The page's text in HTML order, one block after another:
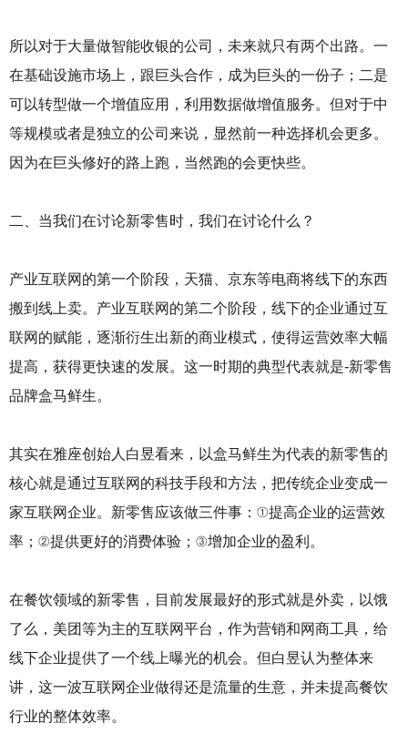
所以对于大量做智能收银的公司，未来就只有两个出路。一
在基础设施市场上，跟巨头合作，成为巨头的一份子；二是
可以转型做一个增值应用，利用数据做增值服务。但对于中
等规模或者是独立的公司来说，显然前一种选择机会更多。
因为在巨头修好的路上跑，当然跑的会更快些。
二、当我们在讨论新零售时，我们在讨论什么？
产业互联网的第一个阶段，天猫、京东等电商将线下的东西
搬到线上卖。产业互联网的第二个阶段，线下的企业通过互
联网的赋能，逐渐衍生出新的商业模式，使得运营效率大幅
提高，获得更快速的发展。这一时期的典型代表就是-新零售
品牌盒马鲜生。
其实在雅座创始人白昱看来，以盒马鲜生为代表的新零售的
核心就是通过互联网的科技手段和方法，把传统企业变成一
家互联网企业。新零售应该做三件事：①提高企业的运营效
率；②提供更好的消费体验；③增加企业的盈利。
在餐饮领域的新零售，目前发展最好的形式就是外卖，以饿
了么，美团等为主的互联网平台，作为营销和网商工具，给
线下企业提供了一个线上曝光的机会。但白昱认为整体来
讲，这一波互联网企业做得还是流量的生意，并未提高餐饮
行业的整体效率。